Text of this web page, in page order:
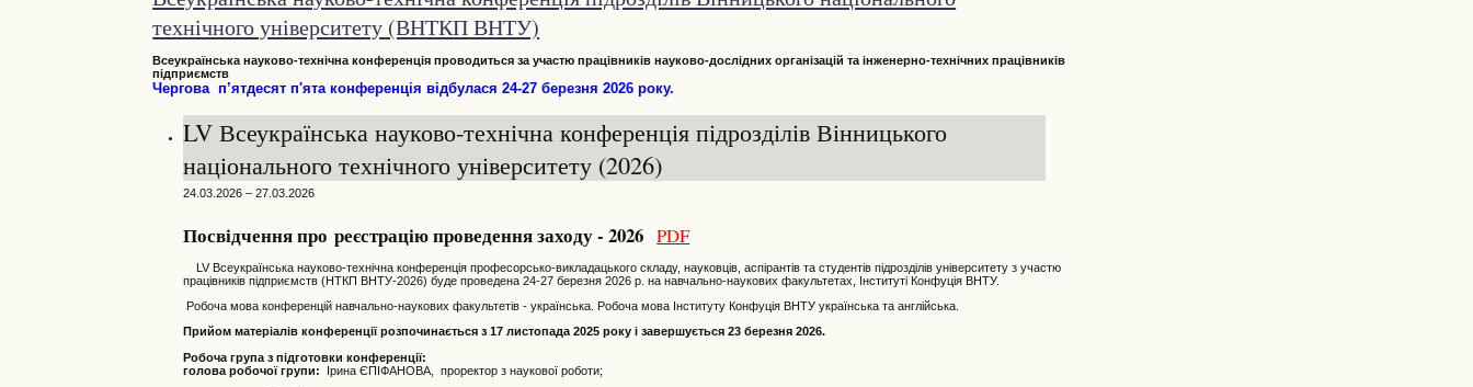
технічного університету (ВНТКП ВНТУ)
Всеукраїнськанауково-технічна конференціяпроводиться за участю працівників науково-дослідних організацій та інженерно-технічних працівників
підприємств
Чергова п’ятдесятп'ята конференція відбулася 24-27 березня 2026 року.
LV Всеукраїнська науково-технічна конференція підрозділів Вінницького
національного технічного університету (2026)
24.03.2026 – 27.03.2026
Посвідчення про реєстрацію проведення заходу - 2026 PDF
LV Всеукраїнська науково-технічна конференція професорсько-викладацького складу, науковців, аспірантів та студентів підрозділів університету з участю
працівників підприємств (НТКП ВНТУ-2026) буде проведена 24-27 березня 2026 р. на навчально-наукових факультетах, Інституті Конфуція ВНТУ.
Робоча мова конференцій навчально-наукових факультетів - українська. Робоча мова Інституту Конфуція ВНТУ українська та англійська.
Прийом матеріалів конференції розпочинається з 17 листопада 2025 року і завершується 23 березня 2026.
Робоча група з підготовки конференції:
голова робочої групи: Ірина ЄПІФАНОВА, проректор з наукової роботи;